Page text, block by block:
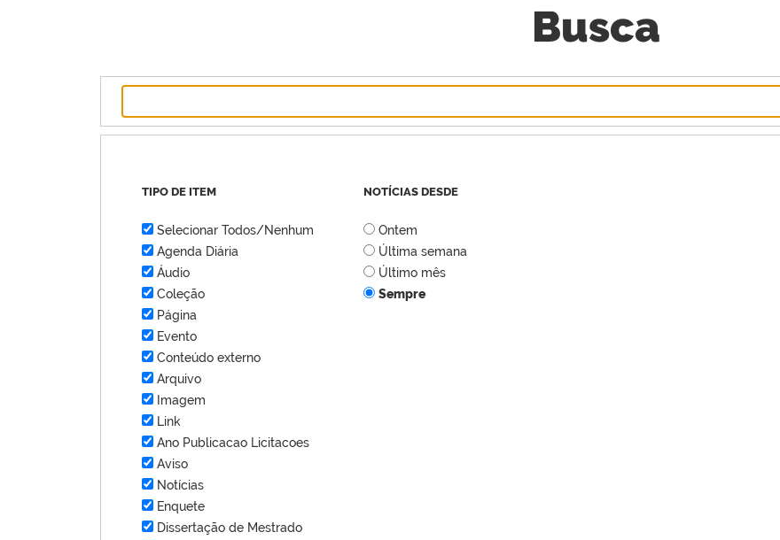
Busca
TIPO DE ITEM
Selecionar Todos/Nenhum
Agenda Diária
Áudio
Coleção
Página
Evento
Conteúdo externo
Arquivo
Imagem
Link
Ano Publicacao Licitacoes
Aviso
Notícias
Enquete
Dissertação de Mestrado
NOTÍCIAS DESDE
Ontem
Última semana
Último mês
Sempre